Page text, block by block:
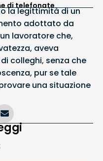
di telefonate
la legittimità di un
adottato da
lavoratore che,
aveva
colleghi, senza che
pur se tale
una situazione